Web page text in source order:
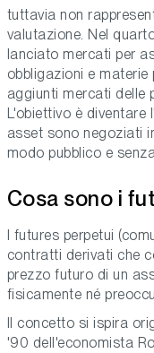
tuttavia non
valutazione. Nel
lanciato mercati per
obbligazioni e
aggiunti mercati delle
L'obiettivo è diventare
asset sono negoziati
modo pubblico e
Cosa sono i
I futures perpetui
contratti derivati che
prezzo futuro di un
fisicamente né
Il concetto si ispira
'90 dell'economista